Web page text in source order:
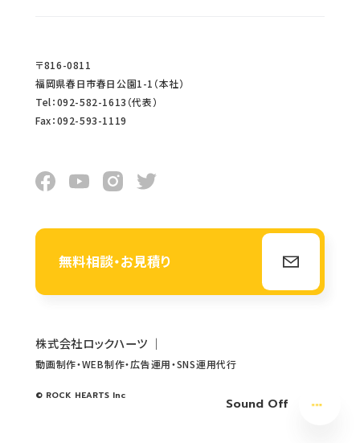
Sound Off
〒816-0811
福岡県春日市春日公園1-1（本社）
Tel：092-582-1613（代表）
Fax：092-593-1119
無料相談・お見積り
株式会社ロックハーツ ｜
動画制作・WEB制作・広告運用・SNS運用代行
© ROCK HEARTS Inc